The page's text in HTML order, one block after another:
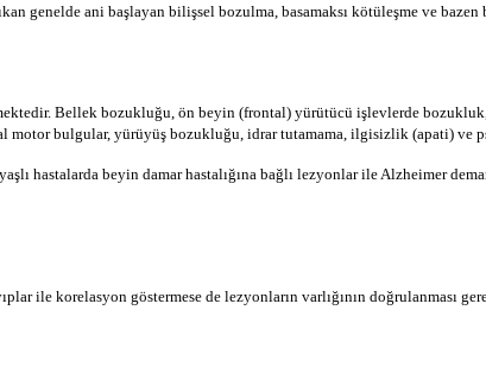
genelde ani başlayan bilişsel bozulma, basamaksı kötüleşme ve
Bellek bozukluğu, ön beyin (frontal) yürü­tücü işlevlerde
bulgular, yürüyüş bozukluğu, idrar tutamama, ilgisizlik (apati) ve
hastalarda beyin damar hastalığına bağlı lezyonlar ile Alzheimer
ile korelasyon göstermese de lezyonların varlığının doğrulanması